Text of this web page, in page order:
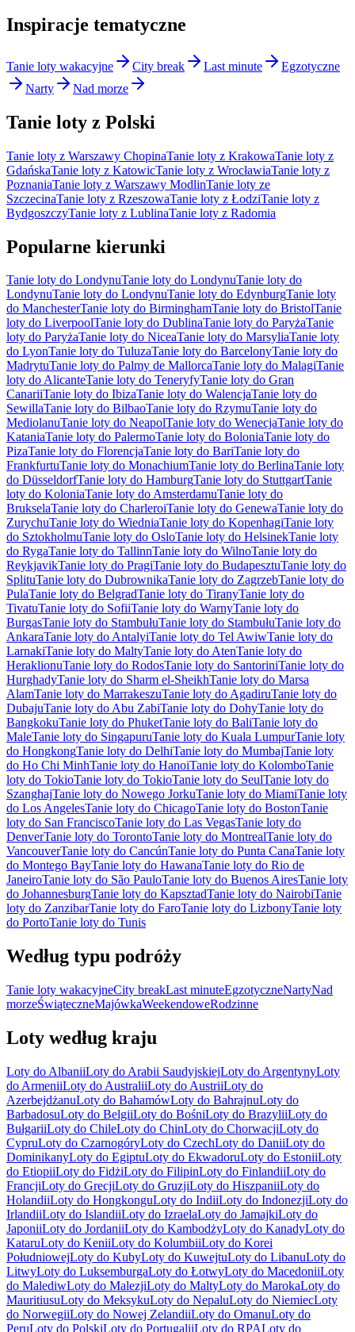
Inspiracje tematyczne
Tanie loty wakacyjne City break Last minute
Egzotyczne
Narty
Nad morze
Tanie loty z Polski
Tanie loty z Warszawy ChopinaTanie loty z KrakowaTanie loty z
GdańskaTanie loty z KatowicTanie loty z WrocławiaTanie loty z
PoznaniaTanie loty z Warszawy ModlinTanie loty ze
SzczecinaTanie loty z RzeszowaTanie loty z ŁodziTanie loty z
BydgoszczyTanie loty z LublinaTanie loty z Radomia
Popularne kierunki
Tanie loty do LondynuTanie loty do LondynuTanie loty do
LondynuTanie loty do LondynuTanie loty do EdynburgTanie loty
do ManchesterTanie loty do BirminghamTanie loty do BristolTanie
loty do LiverpoolTanie loty do DublinaTanie loty do ParyżaTanie
loty do ParyżaTanie loty do NiceaTanie loty do MarsyliaTanie loty
do LyonTanie loty do TuluzaTanie loty do BarcelonyTanie loty do
MadrytuTanie loty do Palmy de MallorcaTanie loty do MalagiTanie
loty do AlicanteTanie loty do TeneryfyTanie loty do Gran
CanariiTanie loty do IbizaTanie loty do WalencjaTanie loty do
SewillaTanie loty do BilbaoTanie loty do RzymuTanie loty do
MediolanuTanie loty do NeapolTanie loty do WenecjaTanie loty do
KataniaTanie loty do PalermoTanie loty do BoloniaTanie loty do
PizaTanie loty do FlorencjaTanie loty do BariTanie loty do
FrankfurtuTanie loty do MonachiumTanie loty do BerlinaTanie loty
do DüsseldorfTanie loty do HamburgTanie loty do StuttgartTanie
loty do KoloniaTanie loty do AmsterdamuTanie loty do
BrukselaTanie loty do CharleroiTanie loty do GenewaTanie loty do
ZurychuTanie loty do WiedniaTanie loty do KopenhagiTanie loty
do SztokholmuTanie loty do OsloTanie loty do HelsinekTanie loty
do RygaTanie loty do TallinnTanie loty do WilnoTanie loty do
ReykjavikTanie loty do PragiTanie loty do BudapesztuTanie loty do
SplituTanie loty do DubrownikaTanie loty do ZagrzebTanie loty do
PulaTanie loty do BelgradTanie loty do TiranyTanie loty do
TivatuTanie loty do SofiiTanie loty do WarnyTanie loty do
BurgasTanie loty do StambułuTanie loty do StambułuTanie loty do
AnkaraTanie loty do AntalyiTanie loty do Tel AwiwTanie loty do
LarnakiTanie loty do MaltyTanie loty do AtenTanie loty do
HeraklionuTanie loty do RodosTanie loty do SantoriniTanie loty do
HurghadyTanie loty do Sharm el-SheikhTanie loty do Marsa
AlamTanie loty do MarrakeszuTanie loty do AgadiruTanie loty do
DubajuTanie loty do Abu ZabiTanie loty do DohyTanie loty do
BangkokuTanie loty do PhuketTanie loty do BaliTanie loty do
MaleTanie loty do SingapuruTanie loty do Kuala LumpurTanie loty
do HongkongTanie loty do DelhiTanie loty do MumbajTanie loty
do Ho Chi MinhTanie loty do HanoiTanie loty do KolomboTanie
loty do TokioTanie loty do TokioTanie loty do SeulTanie loty do
SzanghajTanie loty do Nowego JorkuTanie loty do MiamiTanie loty
do Los AngelesTanie loty do ChicagoTanie loty do BostonTanie
loty do San FranciscoTanie loty do Las VegasTanie loty do
DenverTanie loty do TorontoTanie loty do MontrealTanie loty do
VancouverTanie loty do CancúnTanie loty do Punta CanaTanie loty
do Montego BayTanie loty do HawanaTanie loty do Rio de
JaneiroTanie loty do São PauloTanie loty do Buenos AiresTanie loty
do JohannesburgTanie loty do KapsztadTanie loty do NairobiTanie
loty do ZanzibarTanie loty do FaroTanie loty do LizbonyTanie loty
do PortoTanie loty do Tunis
Według typu podróży
Tanie loty wakacyjneCity breakLast minuteEgzotyczneNartyNad
morzeŚwiąteczneMajówkaWeekendoweRodzinne
Loty według kraju
Loty do AlbaniiLoty do Arabii SaudyjskiejLoty do ArgentynyLoty
do ArmeniiLoty do AustraliiLoty do AustriiLoty do
AzerbejdżanuLoty do BahamówLoty do BahrajnuLoty do
BarbadosuLoty do BelgiiLoty do BośniLoty do BrazyliiLoty do
BułgariiLoty do ChileLoty do ChinLoty do ChorwacjiLoty do
CypruLoty do CzarnogóryLoty do CzechLoty do DaniiLoty do
DominikanyLoty do EgiptuLoty do EkwadoruLoty do EstoniiLoty
do EtiopiiLoty do FidżiLoty do FilipinLoty do FinlandiiLoty do
FrancjiLoty do GrecjiLoty do GruzjiLoty do HiszpaniiLoty do
HolandiiLoty do HongkonguLoty do IndiiLoty do IndonezjiLoty do
IrlandiiLoty do IslandiiLoty do IzraelaLoty do JamajkiLoty do
JaponiiLoty do JordaniiLoty do KambodżyLoty do KanadyLoty do
KataruLoty do KeniiLoty do KolumbiiLoty do Korei
PołudniowejLoty do KubyLoty do KuwejtuLoty do LibanuLoty do
LitwyLoty do LuksemburgaLoty do ŁotwyLoty do MacedoniiLoty
do MalediwLoty do MalezjiLoty do MaltyLoty do MarokaLoty do
MauritiusuLoty do MeksykuLoty do NepaluLoty do NiemiecLoty
do NorwegiiLoty do Nowej ZelandiiLoty do OmanuLoty do
PeruLoty do PolskiLoty do PortugaliiLoty do RPALoty do